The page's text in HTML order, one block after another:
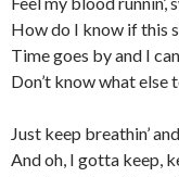
How do I know if this
Time goes by and I
Don’t know what
Just keep breathin’
And oh, I gotta keep,